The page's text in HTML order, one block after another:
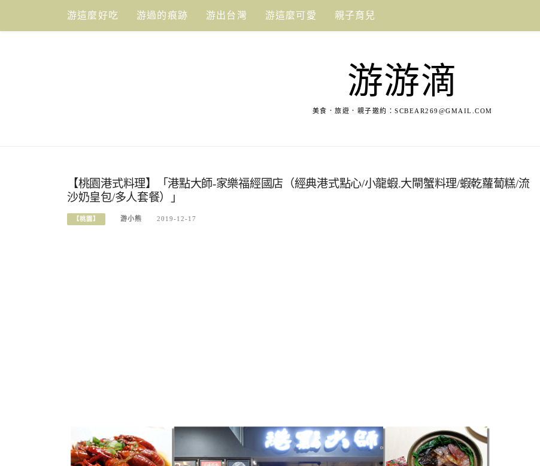
content
游這麼好吃 游過的痕跡 游出台灣 游這麼可愛 親子育兒
游游滴
美食．旅遊．親子邀約： SCBEAR269@GMAIL.COM
【桃園港式料理】「港點大師-家樂福經國店（經典港式點心/小龍蝦.大閘蟹料理/蝦乾蘿蔔糕/流
沙奶皇包/多人套餐）」
【桃園】 游小熊 2019-12-17